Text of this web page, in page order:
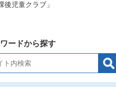
児童クラブ」
ードから探す